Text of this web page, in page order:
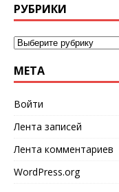
РУБРИКИ
МЕТА
Войти
Лента записей
Лента комментариев
WordPress.org